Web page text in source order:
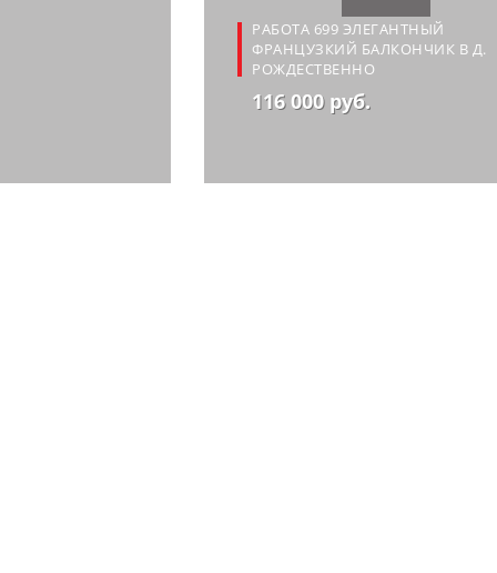
РАБОТА 699 ЭЛЕГАНТНЫЙ
ФРАНЦУЗКИЙ БАЛКОНЧИК В Д.
РОЖДЕСТВЕННО
116 000 руб.